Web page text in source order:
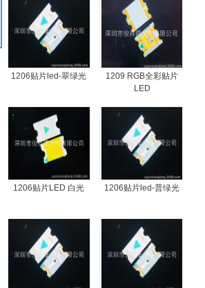
1206贴片led-翠绿光
1209 RGB全彩贴片
LED
1206贴片LED 白光 1206贴片led-普绿光